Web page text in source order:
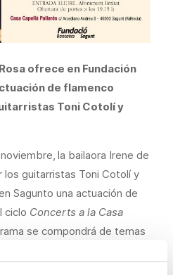
ofrece en Fundación
de flamenco
Toni Cotolí y
la bailaora Irene de
los guitarristas Toni Cotolí y
Sagunto una actuación de
ciclo Concerts a la Casa
se compondrá de temas